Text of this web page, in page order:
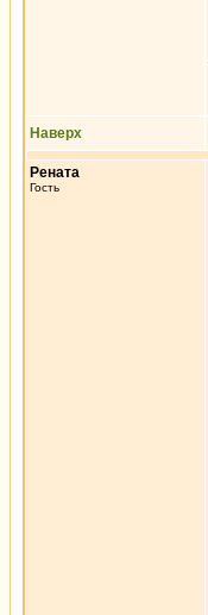
Наверх
Рената
Гость